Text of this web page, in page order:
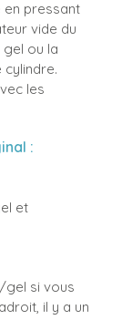
en pressant
vide du
ou la
les
:
et
gel si vous
il y a un